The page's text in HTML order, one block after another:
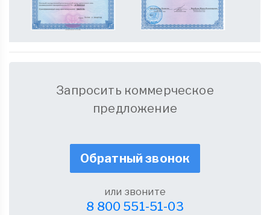
Запросить коммерческое
предложение
Обратный звонок
или звоните
8 800 551-51-03